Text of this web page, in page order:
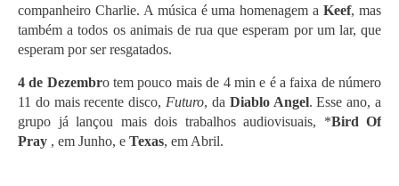
companheiro Charlie. A música é uma homenagem aKeef, mas
também a todos os animais de rua que esperam por um lar, que
esperam por ser resgatados.
4 de Dezembro tem pouco mais de 4 min e é a faixa de número
11 do mais recente disco, Futuro, da Diablo Angel. Esse ano, a
grupo já lançou mais dois trabalhos audiovisuais, *Bird Of
Pray , em Junho, e Texas, em Abril.